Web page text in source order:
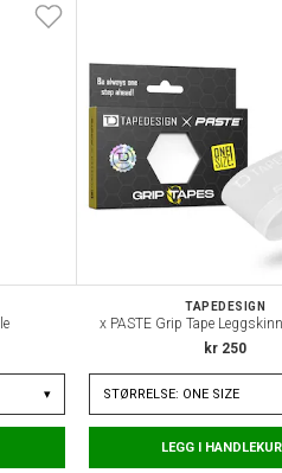
▾
TAPEDESIGN
x PASTE Grip Tape
kr 250
STØRRELSE: ONE SIZE
LEGG I